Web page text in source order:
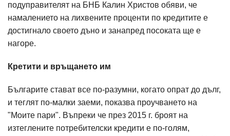
подуправителят на БНБ Калин Христов обяви, че
намалението на лихвените проценти по кредитите е
достигнало своето дъно и занапред посоката ще е
нагоре.
Кретити и връщането им
Българите стават все по-разумни, когато опрат до дълг,
и теглят по-малки заеми, показва пpoyчвaнeтo на
"Моите пари". Въпреки че през 2015 г. броят на
изтеглените потребителски кредити е по-голям,